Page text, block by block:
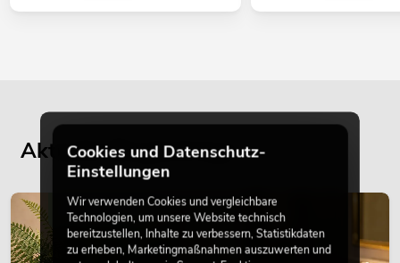
Aktuelle Blogbeiträge
DEKORATION
Cookies und Datenschutz-
Einstellungen
Wir verwenden Cookies und vergleichbare
Technologien, um unsere Website technisch
bereitzustellen, Inhalte zu verbessern, Statistikdaten
zu erheben, Marketingmaßnahmen auszuwerten und